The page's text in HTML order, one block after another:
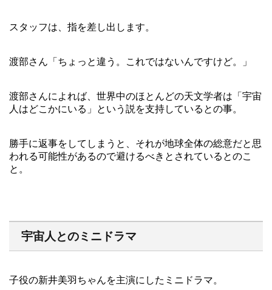
スタッフは、指を差し出します。
渡部さん「ちょっと違う。これではないんですけど。」
渡部さんによれば、世界中のほとんどの天文学者は「宇宙
人はどこかにいる」という説を支持しているとの事。
勝手に返事をしてしまうと、それが地球全体の総意だと思
われる可能性があるので避けるべきとされているとのこ
と。
宇宙人とのミニドラマ
子役の新井美羽ちゃんを主演にしたミニドラマ。